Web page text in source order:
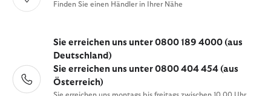
Finden Sie einen Händler in Ihrer Nähe
Sie erreichen uns unter 0800 189 4000 (aus
Deutschland)
Sie erreichen uns unter 0800 404 454 (aus
Österreich)